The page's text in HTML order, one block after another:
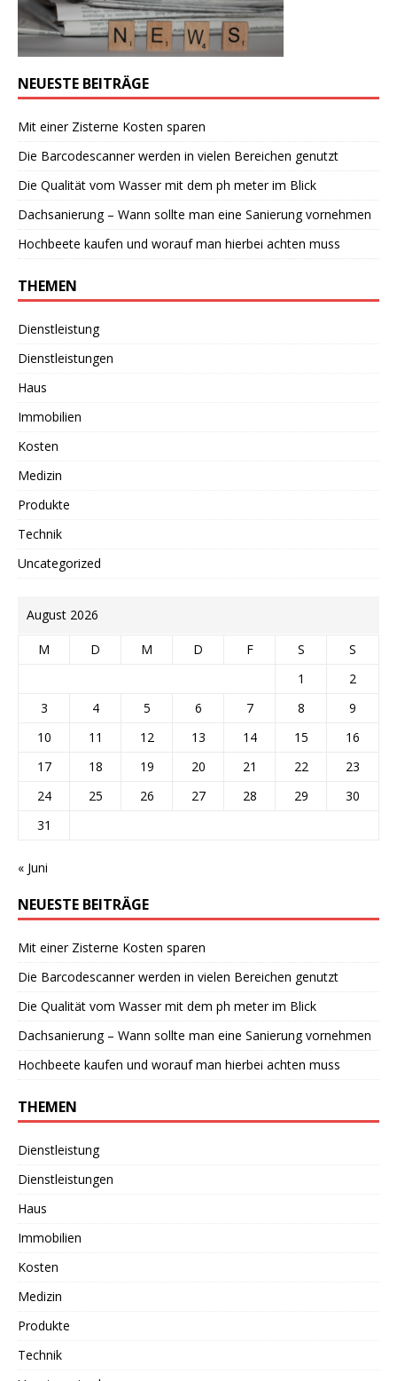
NEUESTE BEITRÄGE
Mit einer Zisterne Kosten sparen
Die Barcodescanner werden in vielen Bereichen genutzt
Die Qualität vom Wasser mit dem ph meter im Blick
Dachsanierung – Wann sollte man eine Sanierung vornehmen
Hochbeete kaufen und worauf man hierbei achten muss
THEMEN
Dienstleistung
Dienstleistungen
Haus
Immobilien
Kosten
Medizin
Produkte
Technik
Uncategorized
August 2026
M D M D F S
S
1
2
3
4 5 6 7 8
9
10
11 12 13 14 15
16
17
18 19 20 21 22
23
24
25 26 27 28 29
30
31
« Juni
NEUESTE BEITRÄGE
Mit einer Zisterne Kosten sparen
Die Barcodescanner werden in vielen Bereichen genutzt
Die Qualität vom Wasser mit dem ph meter im Blick
Dachsanierung – Wann sollte man eine Sanierung vornehmen
Hochbeete kaufen und worauf man hierbei achten muss
THEMEN
Dienstleistung
Dienstleistungen
Haus
Immobilien
Kosten
Medizin
Produkte
Technik